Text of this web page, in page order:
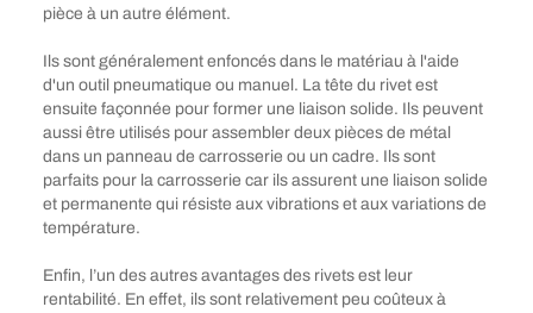
pièce à un autre élément.
Ils sont généralement enfoncés dans le matériau à l'aide
d'un outil pneumatique ou manuel. La tête du rivet est
ensuite façonnée pour former une liaison solide. Ils peuvent
aussi être utilisés pour assembler deux pièces de métal
dans un panneau de carrosserie ou un cadre. Ils sont
parfaits pour la carrosserie car ils assurent une liaison solide
et permanente qui résiste aux vibrations et aux variations de
température.
Enfin, l’un des autres avantages des rivets est leur
rentabilité. En effet, ils sont relativement peu coûteux à